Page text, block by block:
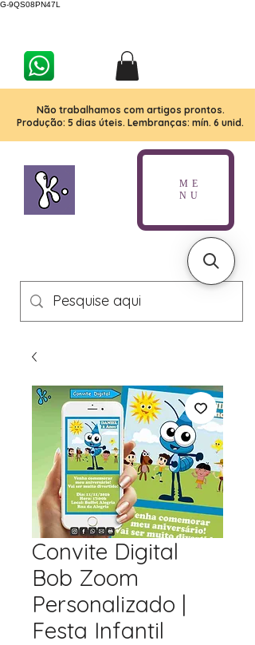
G-9QS08PN47L
Não trabalhamos com artigos prontos.
Produção: 5 dias úteis. Lembranças: mín. 6 unid.
ME
NU
Convite Digital
Bob Zoom
Personalizado |
Festa Infantil